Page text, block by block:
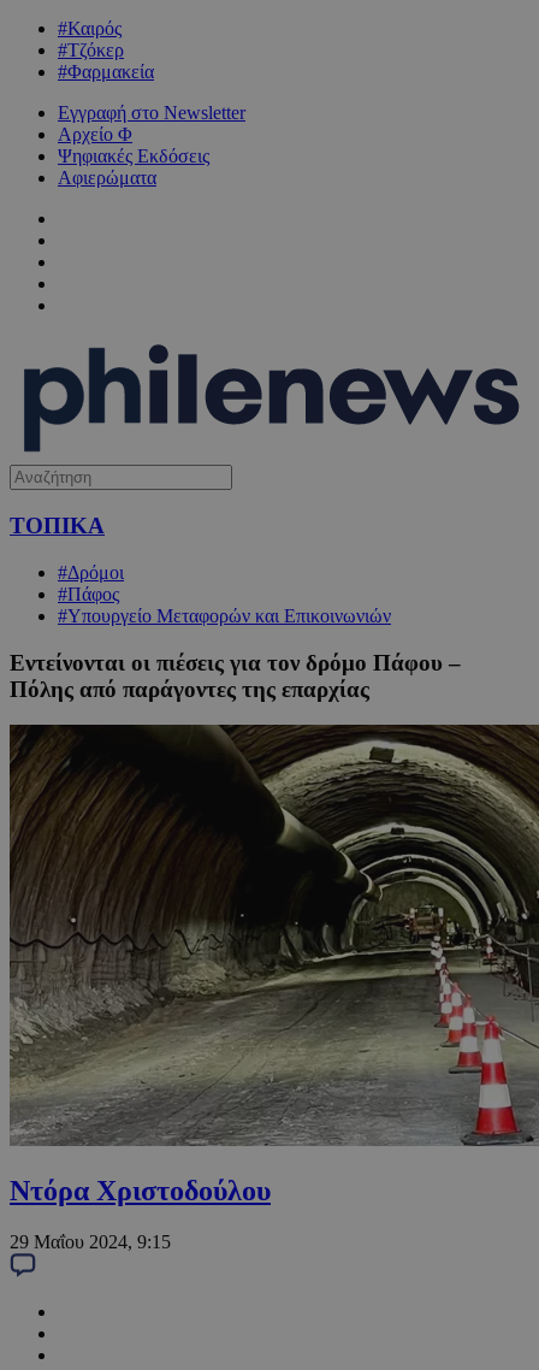
#Καιρός
#Τζόκερ
#Φαρμακεία
Εγγραφή στο Newsletter
Αρχείο Φ
Ψηφιακές Εκδόσεις
Αφιερώματα
ΤΟΠΙΚΑ
#Δρόμοι
#Πάφος
#Υπουργείο Μεταφορών και Επικοινωνιών
Εντείνονται οι πιέσεις για τον δρόμο Πάφου –
Πόλης από παράγοντες της επαρχίας
Ντόρα Χριστοδούλου
29 Μαΐου 2024, 9:15